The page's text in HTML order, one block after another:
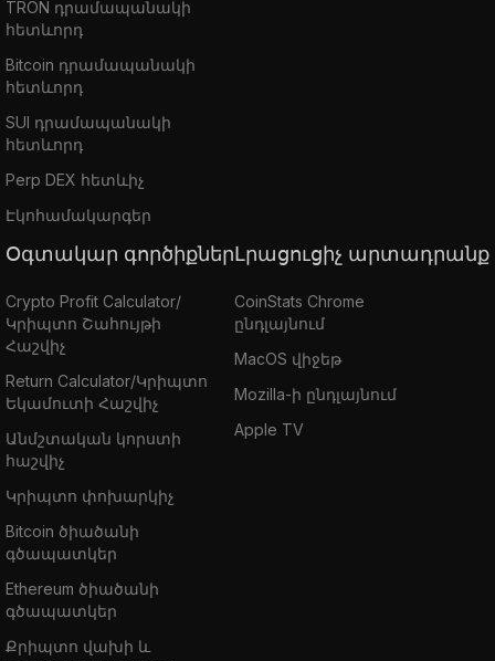
TRON դրամապանակի
հետևորդ
Bitcoin դրամապանակի
հետևորդ
SUI դրամապանակի
հետևորդ
Perp DEX հետևիչ
Էկոհամակարգեր
Օգտակար գործիքներ
Crypto Profit Calculator/
Կրիպտո Շահույթի
Հաշվիչ
Return Calculator/Կրիպտո
Եկամուտի Հաշվիչ
Անմշտական կորստի
հաշվիչ
Կրիպտո փոխարկիչ
Bitcoin ծիածանի
գծապատկեր
Ethereum ծիածանի
գծապատկեր
Քրիպտո վախի և
Լրացուցիչ արտադրանք
CoinStats Chrome
ընդլայնում
MacOS վիջեթ
Mozilla-ի ընդլայնում
Apple TV